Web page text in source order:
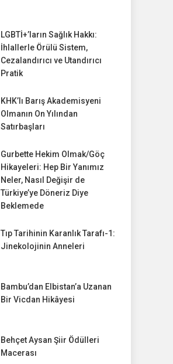
LGBTİ+’ların Sağlık Hakkı:
İhlallerle Örülü Sistem,
Cezalandırıcı ve Utandırıcı
Pratik
KHK’lı Barış Akademisyeni
Olmanın On Yılından
Satırbaşları
Gurbette Hekim Olmak/Göç
Hikayeleri: Hep Bir Yanımız
Neler, Nasıl Değişir de
Türkiye’ye Döneriz Diye
Beklemede
Tıp Tarihinin Karanlık Tarafı-1:
Jinekolojinin Anneleri
Bambu’dan Elbistan’a Uzanan
Bir Vicdan Hikâyesi
Behçet Aysan Şiir Ödülleri
Macerası